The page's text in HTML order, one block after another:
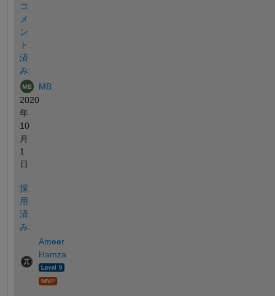
コ
メ
ン
ト
済
み:
MB
2020
年
10
月
1
日
採
用
済
み:
Ameer
Hamza